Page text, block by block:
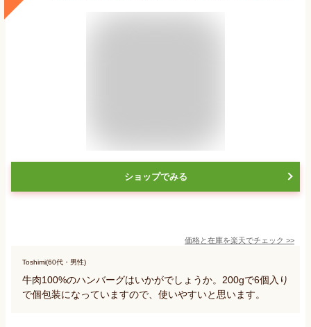
ショップでみる
価格と在庫を楽天でチェック >>
Toshimi(60代・男性)
牛肉100%のハンバーグはいかがでしょうか。200gで6個入り
で個包装になっていますので、使いやすいと思います。